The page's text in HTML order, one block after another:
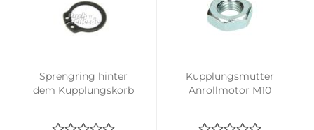
Sprengring hinter
dem Kupplungskorb
Kupplungsmutter
Anrollmotor M10